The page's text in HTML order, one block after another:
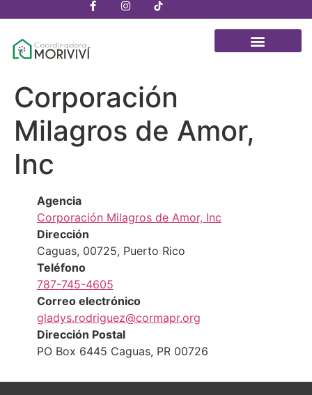
Corporación
Milagros de Amor,
Inc
Agencia
Corporación Milagros de Amor, Inc
Dirección
Caguas, 00725, Puerto Rico
Teléfono
787-745-4605
Correo electrónico
gladys.rodriguez@cormapr.org
Dirección Postal
PO Box 6445 Caguas, PR 00726